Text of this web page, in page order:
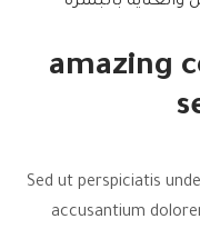
10
Sed ut perspiciatis
accusantium